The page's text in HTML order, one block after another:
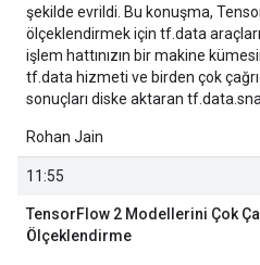
şekilde evrildi. Bu konuşma,
ölçeklendirmek için tf.data
işlem hattınızın bir makine
tf.data hizmeti ve birden çok
sonuçları diske aktaran
Rohan Jain
11:55
TensorFlow 2 Modellerini Çok
Ölçeklendirme